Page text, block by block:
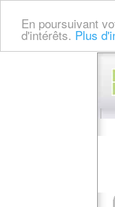
En poursuivant
d'intérêts. Plus